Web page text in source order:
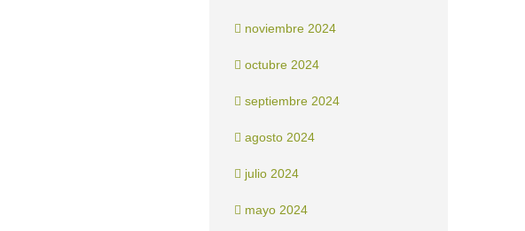
noviembre 2024
octubre 2024
septiembre 2024
agosto 2024
julio 2024
mayo 2024